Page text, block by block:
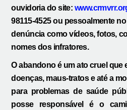
ouvidoria do site:
98115-4525 ou pessoalmente
denúncia como vídeos, fotos,
nomes dos infratores.
O abandono é um ato cruel que
doenças, maus-tratos e até a
para problemas de saúde
posse responsável é o